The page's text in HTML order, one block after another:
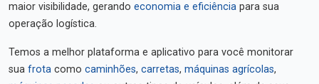
maior visibilidade, gerando economia e eficiência para sua
operação logística.
Temos a melhor plataforma e aplicativo para você monitorar
sua frota como caminhões, carretas, máquinas agrícolas,